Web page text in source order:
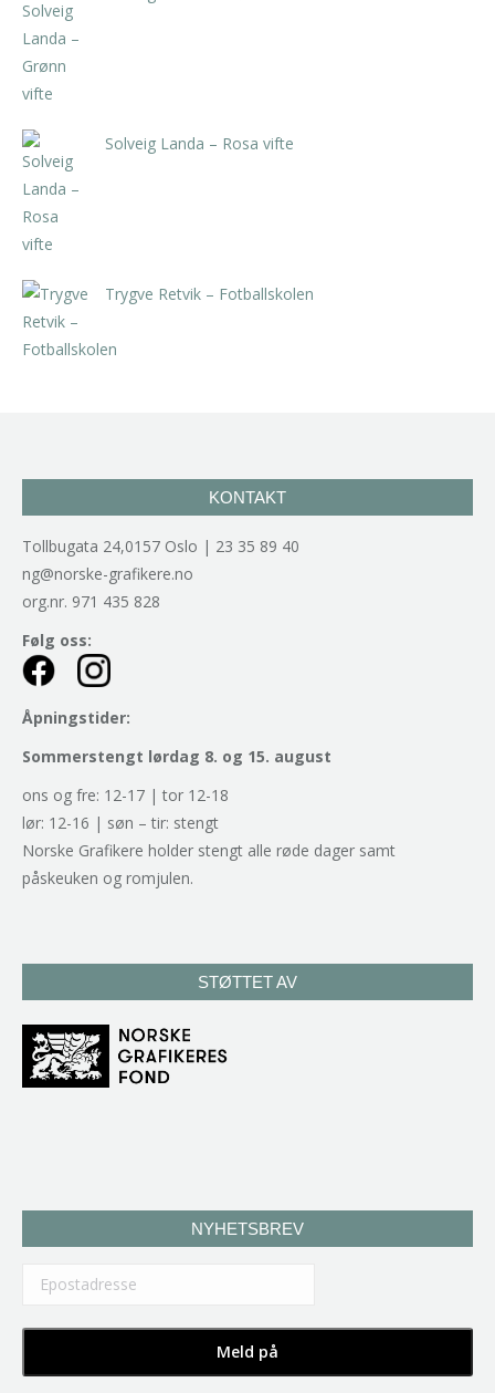
Solveig Landa – Rosa vifte
Trygve Retvik – Fotballskolen
KONTAKT
Tollbugata 24,0157 Oslo | 23 35 89 40
ng@norske-grafikere.no
org.nr. 971 435 828
Følg oss:
Åpningstider:
Sommerstengt lørdag 8. og 15. august
ons og fre: 12-17 | tor 12-18
lør: 12-16 | søn – tir: stengt
Norske Grafikere holder stengt alle røde dager samt
påskeuken og romjulen.
STØTTET AV
NYHETSBREV